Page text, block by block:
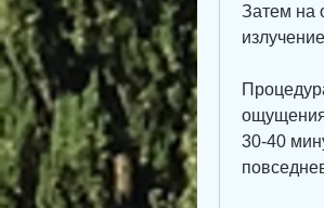
Затем на
30-40